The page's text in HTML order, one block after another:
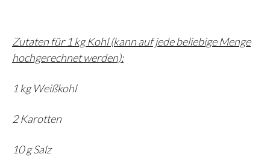
Zutaten für 1 kg Kohl (kann auf jede beliebige Menge
hochgerechnet werden):
1 kg Weißkohl
2 Karotten
10 g Salz